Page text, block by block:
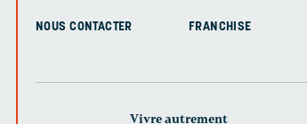
NOUS CONTACTER FRANCHISE
Vivre autrement